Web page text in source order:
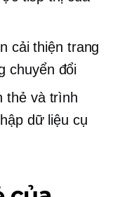
cải thiện trang
chuyển đổi
thẻ và trình
dữ liệu cụ